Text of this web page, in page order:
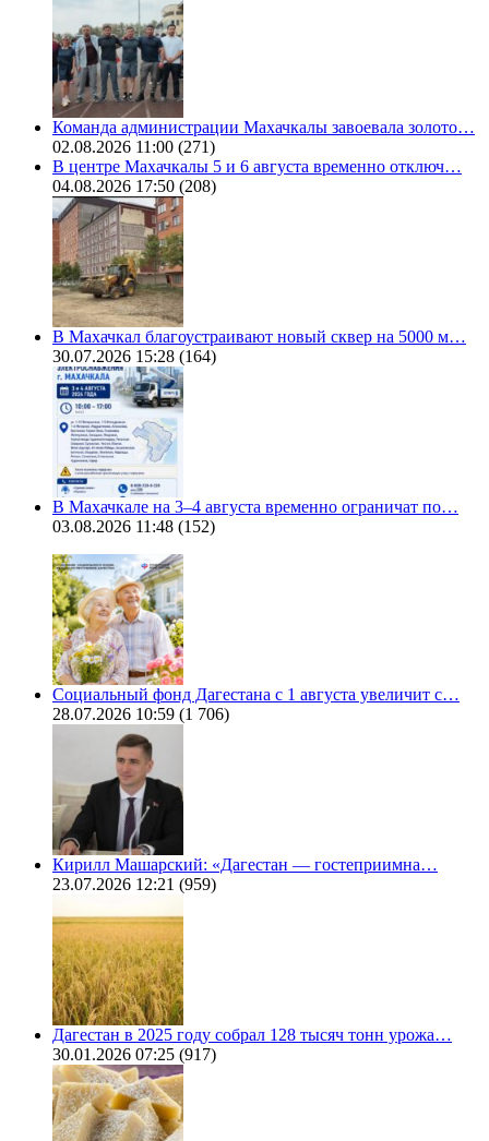
Команда администрации Махачкалы завоевала золото…
02.08.2026 11:00 (271)
В центре Махачкалы 5 и 6 августа временно отключ…
04.08.2026 17:50 (208)
В Махачкал благоустраивают новый сквер на 5000 м…
30.07.2026 15:28 (164)
В Махачкале на 3–4 августа временно ограничат по…
03.08.2026 11:48 (152)
Социальный фонд Дагестана с 1 августа увеличит с…
28.07.2026 10:59 (1 706)
Кирилл Машарский: «Дагестан — гостеприимна…
23.07.2026 12:21 (959)
Дагестан в 2025 году собрал 128 тысяч тонн урожа…
30.01.2026 07:25 (917)